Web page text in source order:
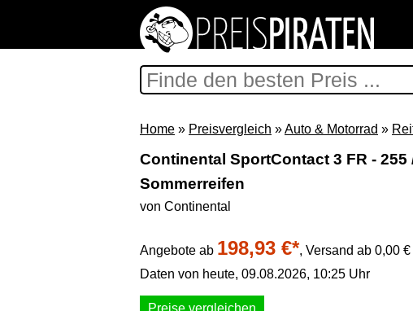
Home » Preisvergleich »Auto & Motorrad »
Continental SportContact 3 FR - 255
Sommerreifen
von Continental
Angebote ab 198,93 €*, Versand ab 0,00 €
Daten von heute, 09.08.2026, 10:25 Uhr
Preise vergleichen